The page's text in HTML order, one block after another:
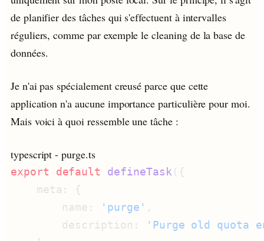
de planifier des tâches qui s'effectuent à intervalles
réguliers, comme par exemple le cleaning de la base de
données.
Je n'ai pas spécialement creusé parce que cette
application n'a aucune importance particulière pour moi.
Mais voici à quoi ressemble une tâche :
typescript- purge.ts
export default defineTask
        name:
'purge'
        description:
'Purge old quota